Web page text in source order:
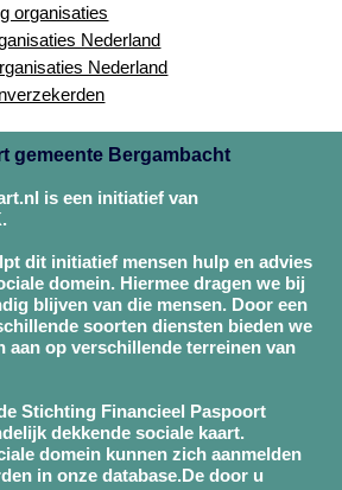
organisaties
Nederland
Nederland
gemeente Bergambacht
is een initiatief van
dit initiatief mensen hulp en advies
domein. Hiermee dragen we bij
blijven van die mensen. Door een
soorten diensten bieden we
aan op verschillende terreinen van
Stichting Financieel Paspoort
dekkende sociale kaart.
domein kunnen zich aanmelden
in onze database.De door u